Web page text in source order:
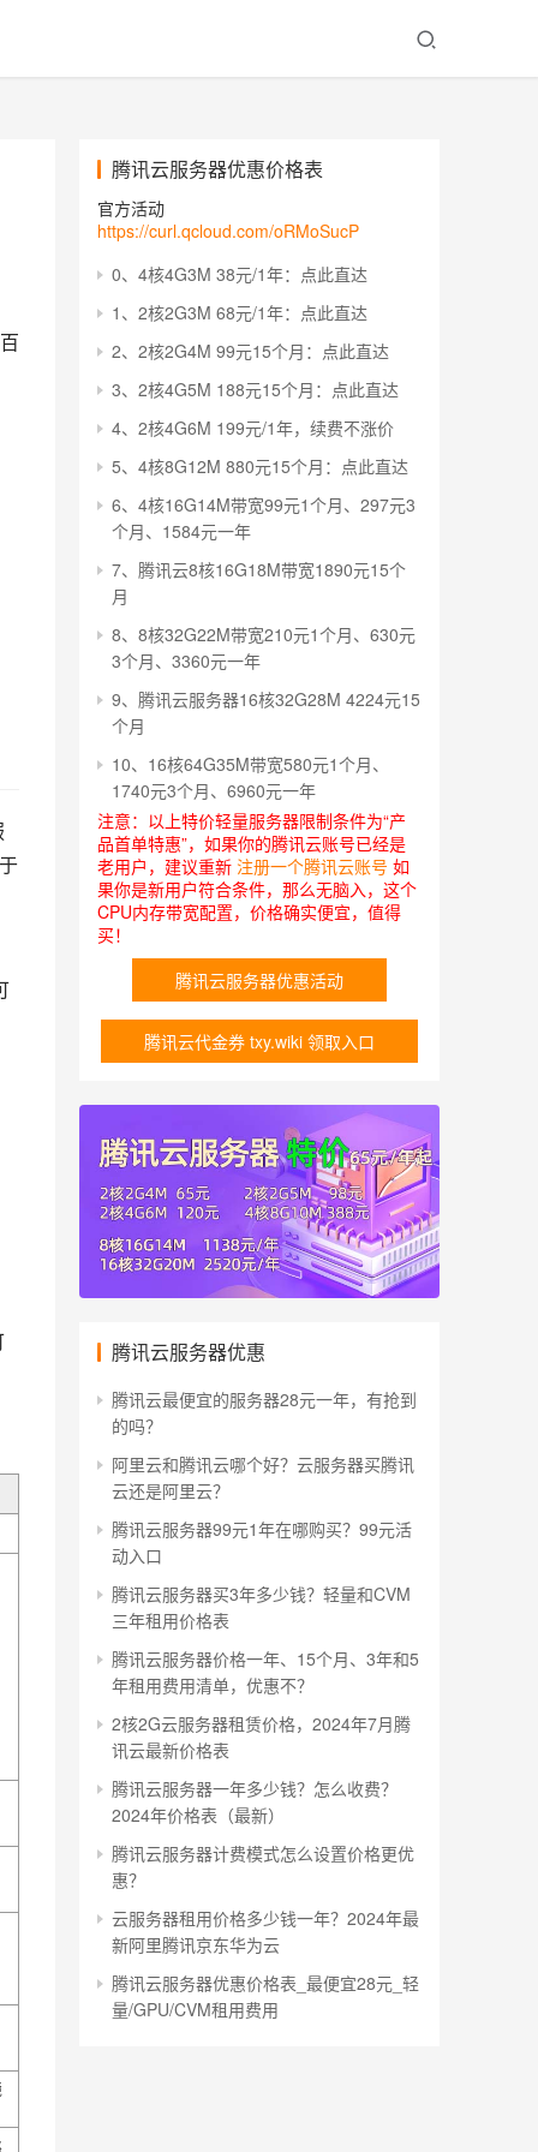
腾讯云服务器优惠价格表
官方活动
https://curl.qcloud.com/oRMoSucP
0、4核4G3M 38元/1年：点此直达
1、2核2G3M 68元/1年：点此直达
2、2核2G4M 99元15个月：点此直达
3、2核4G5M 188元15个月：点此直达
4、2核4G6M 199元/1年，续费不涨价
5、4核8G12M 880元15个月：点此直达
6、4核16G14M带宽99元1个月、297元3
个月、1584元一年
7、腾讯云8核16G18M带宽1890元15个
月
8、8核32G22M带宽210元1个月、630元
3个月、3360元一年
9、腾讯云服务器16核32G28M 4224元15
个月
10、16核64G35M带宽580元1个月、
1740元3个月、6960元一年
注意：以上特价轻量服务器限制条件为“产
品首单特惠”，如果你的腾讯云账号已经是
老用户，建议重新 注册一个腾讯云账号 如
果你是新用户符合条件，那么无脑入，这个
CPU内存带宽配置，价格确实便宜，值得
买！
腾讯云服务器优惠活动
腾讯云代金券 txy.wiki 领取入口
腾讯云服务器优惠
腾讯云最便宜的服务器28元一年，有抢到
的吗？
阿里云和腾讯云哪个好？云服务器买腾讯
云还是阿里云？
腾讯云服务器99元1年在哪购买？99元活
动入口
腾讯云服务器买3年多少钱？轻量和CVM
三年租用价格表
腾讯云服务器价格一年、15个月、3年和5
年租用费用清单，优惠不？
2核2G云服务器租赁价格，2024年7月腾
讯云最新价格表
腾讯云服务器一年多少钱？怎么收费？
2024年价格表（最新）
腾讯云服务器计费模式怎么设置价格更优
惠？
云服务器租用价格多少钱一年？2024年最
新阿里腾讯京东华为云
腾讯云服务器优惠价格表_最便宜28元_轻
量/GPU/CVM租用费用